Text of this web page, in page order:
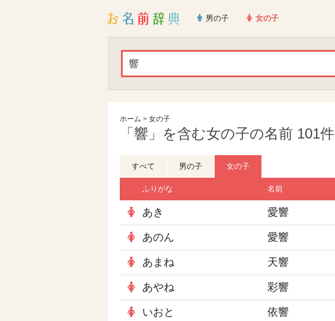
男の子 女の子
ホーム > 女の子
「響」を含む女の子の名前 101件
すべて 男の子 女の子
ふりがな 名前
あき 愛響
あのん 愛響
あまね 天響
あやね 彩響
いおと 依響